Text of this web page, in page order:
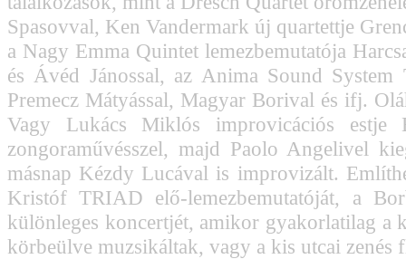
Spasovval, Ken Vandermark új quartettje
a Nagy Emma Quintet lemezbemutatója
és Ávéd Jánossal, az Anima Sound System
Premecz Mátyással, Magyar Borival és ifj.
Vagy Lukács Miklós improvicációs estje
zongoraművésszel, majd Paolo Angelivel
másnap Kézdy Lucával is improvizált.
Kristóf TRIAD elő-lemezbemutatóját, a
különleges koncertjét, amikor gyakorlatilag a
körbeülve muzsikáltak, vagy a kis utcai zenés